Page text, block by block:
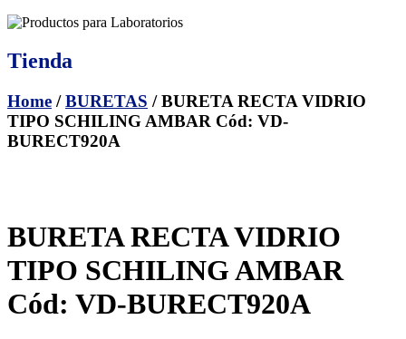
Tienda
Home /BURETAS / BURETA RECTA VIDRIO
TIPO SCHILING AMBAR Cód: VD-
BURECT920A
BURETA RECTA VIDRIO
TIPO SCHILING AMBAR
Cód: VD-BURECT920A